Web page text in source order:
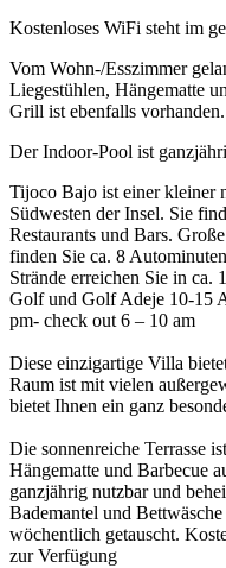
Kostenloses WiFi steht im
Vom Wohn-/Esszimmer
Liegestühlen, Hängematte
Grill ist ebenfalls vorhanden.
Der Indoor-Pool ist
Tijoco Bajo ist einer kleiner
Südwesten der Insel. Sie
Restaurants und Bars.
finden Sie ca. 8
Strände erreichen Sie in
Golf und Golf Adeje 10-15
pm- check out 6 – 10 am
Diese einzigartige Villa
Raum ist mit vielen
bietet Ihnen ein ganz
Die sonnenreiche Terrasse
Hängematte und Barbecue
ganzjährig nutzbar und
Bademantel und
wöchentlich getauscht.
zur Verfügung